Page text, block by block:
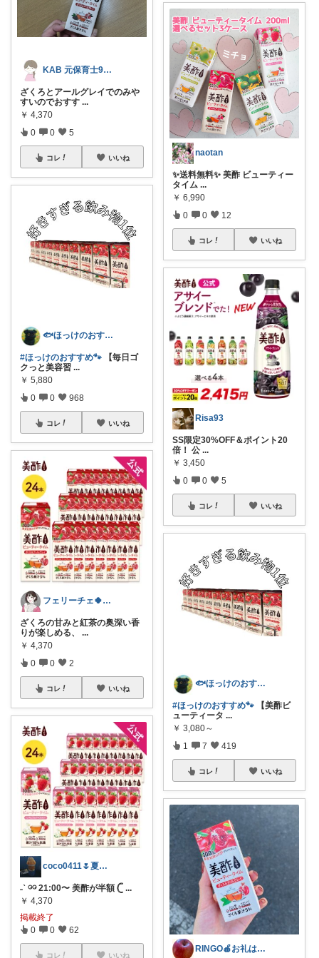
KAB 元保育士9歳4歳男の子ママ
ざくろとアールグレイでのみや
すいのでおすす ...
￥ 4,370
0 0 5
コレ いいね
🐟ほっけのおすすめ＠朝コレ派🐾
#ほっけのおすすめ🐾 【毎日ゴ
クっと美容習 ...
￥ 5,880
0 0 968
コレ いいね
フェリーチェ🍀いいね購入ありがとう🌸
ざくろの甘みと紅茶の奥深い香
りが楽しめる、
...
￥ 4,370
0 0 2
コレ いいね
coco0411🌷夏グッズ色々🌻
˗ˋ 𓏗𓏗 21:00〜 美酢が半額 𓊆 ...
￥ 4,370
掲載終了
0 0 62
コレ いいね
naotan
✨送料無料✨ 美酢 ビューティー
タイム ...
￥ 6,990
0 0 12
コレ いいね
Risa93
SS限定30%OFF＆ポイント20
倍！ 公 ...
￥ 3,450
0 0 5
コレ いいね
🐟ほっけのおすすめ＠朝コレ派🐾
#ほっけのおすすめ🐾 【美酢ビ
ューティータ ...
￥ 3,080～
1 7 419
コレ いいね
RINGO🍎お礼はプロフ🍎